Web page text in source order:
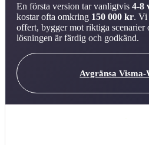
En första version tar vanligtvis4-8
kostar ofta omkring 150 000 kr. Vi
offert, bygger mot riktiga scenarier
lösningen är färdig och godkänd.
Avgränsa
Kort svar: när är den här